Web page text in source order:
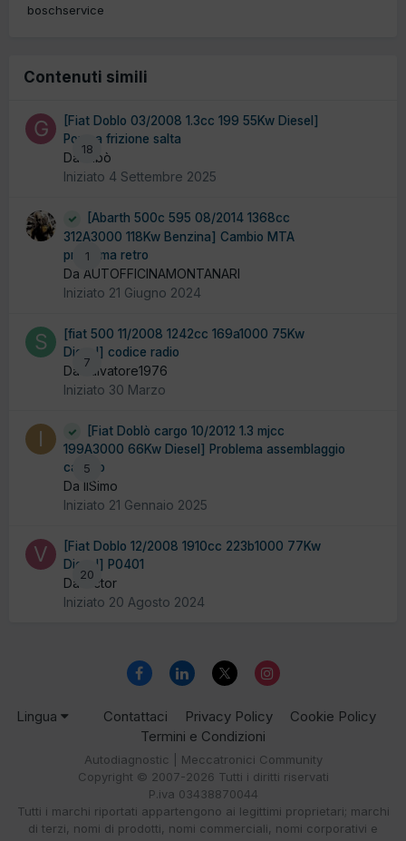
boschservice
Contenuti simili
18
[Fiat Doblo 03/2008 1.3cc 199 55Kw Diesel]
Pompa frizione salta
Da Gibò
Iniziato 4 Settembre 2025
1
[Abarth 500c 595 08/2014 1368cc
312A3000 118Kw Benzina] Cambio MTA
problema retro
Da AUTOFFICINAMONTANARI
Iniziato 21 Giugno 2024
7
[fiat 500 11/2008 1242cc 169a1000 75Kw
Diesel] codice radio
Da salvatore1976
Iniziato 30 Marzo
5
[Fiat Doblò cargo 10/2012 1.3 mjcc
199A3000 66Kw Diesel] Problema assemblaggio
cambio
Da IlSimo
Iniziato 21 Gennaio 2025
20
[Fiat Doblo 12/2008 1910cc 223b1000 77Kw
Diesel] P0401
Da victor
Iniziato 20 Agosto 2024
Lingua Contattaci Privacy Policy
Cookie Policy
Termini e Condizioni
Autodiagnostic | Meccatronici Community
Copyright © 2007-2026 Tutti i diritti riservati
P.iva 03438870044
Tutti i marchi riportati appartengono ai legittimi proprietari; marchi
di terzi, nomi di prodotti, nomi commerciali, nomi corporativi e